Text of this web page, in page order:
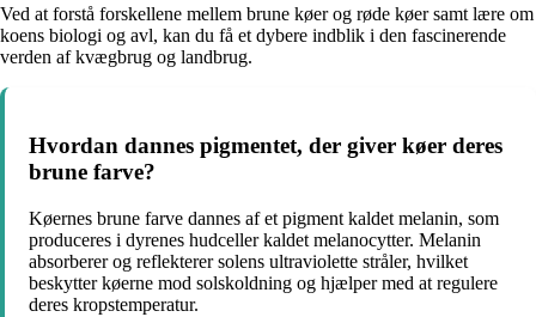
Ved at forstå forskellene mellem brune køer og røde køer samt lære om
koens biologi og avl, kan du få et dybere indblik i den fascinerende
verden af kvægbrug og landbrug.
Hvordan dannes pigmentet, der giver køer deres
brune farve?
Køernes brune farve dannes af et pigment kaldet melanin, som
produceres i dyrenes hudceller kaldet melanocytter. Melanin
absorberer og reflekterer solens ultraviolette stråler, hvilket
beskytter køerne mod solskoldning og hjælper med at regulere
deres kropstemperatur.